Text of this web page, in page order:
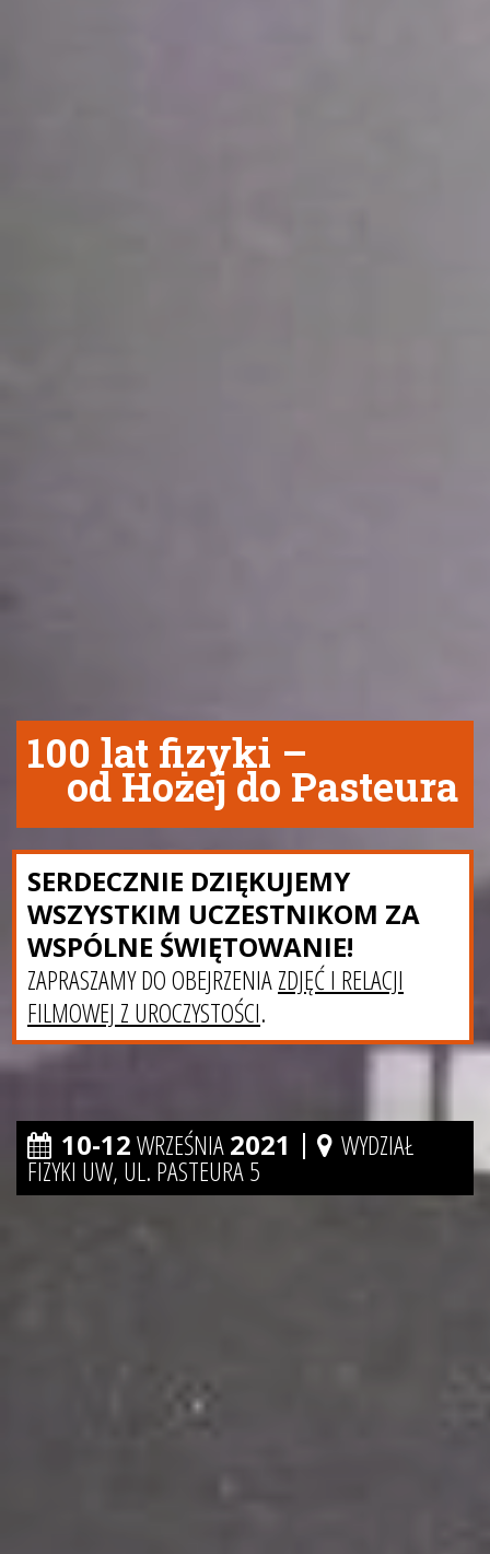
100 lat fizyki –
od Hożej do Pasteura
SERDECZNIE DZIĘKUJEMY
WSZYSTKIM UCZESTNIKOM ZA
WSPÓLNE ŚWIĘTOWANIE!
ZAPRASZAMY DO OBEJRZENIAZDJĘĆ I RELACJI
FILMOWEJ Z UROCZYSTOŚCI.
10-12WRZEŚNIA2021 | WYDZIAŁ
FIZYKI UW, UL. PASTEURA 5